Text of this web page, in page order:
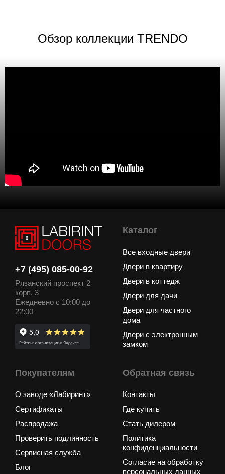
Обзор коллекции TRENDO
+7 (495) 085-00-92
Рязанский проспект 2
корп. 3
Ежедневно с 10:00 до
22:00
Каталог
Все входные двери
Двери в квартиру
Двери в коттедж
Двери для дачи
Двери для частного
дома
Двери с электронным
замком
Покупателям
О заводе «Лабиринт»
Сертификаты
Распродажа
Проверить подлинность
Сервисная служба
Блог
Обратная связь
Контакты
Где купить
Стать дилером
Политика
конфиденциальности
Согласие на обработку
персональных данных